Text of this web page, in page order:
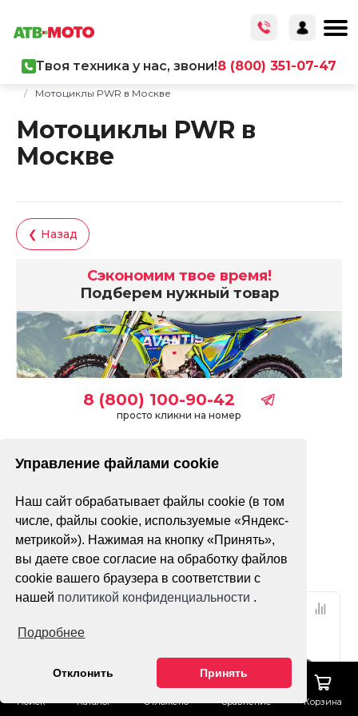
Управление файлами cookie
Наш сайт обрабатывает файлы cookie (в том
числе, файлы cookie, используемые «Яндекс-
метрикой»). Нажимая на кнопку «Принять»,
вы даете свое согласие на обработку файлов
cookie вашего браузера в соответствии с
нашей политикой конфиденциальности .
Подробнее
Отклонить Принять
Поиск Каталог Отложено Сравнение Корзина
Твоя техника у нас, звони!8 (800) 351-07-47
/
Мотоциклы PWR в Москве
Мотоциклы PWR в
Москве
❮ Назад
Сэкономим твое время!
Подберем нужный товар
8 (800) 100-90-42
просто кликни на номер
без ПТС с ПТС
Только в наличии
Фильтр По популярности
ПТС